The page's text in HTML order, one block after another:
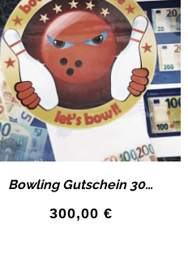
Bowling Gutschein 300€ Wertgutschein als Geschenk-Idee!
300,00€